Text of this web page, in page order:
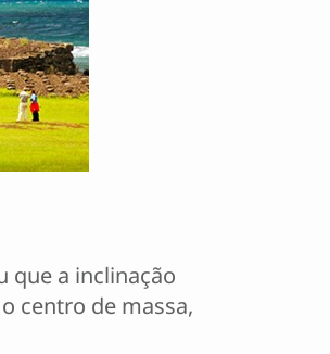
que a inclinação
centro de massa,